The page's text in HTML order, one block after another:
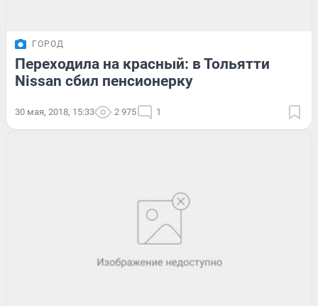
ГОРОД
Переходила на красный: в Тольятти
Nissan сбил пенсионерку
30 мая, 2018, 15:33 2 975 1